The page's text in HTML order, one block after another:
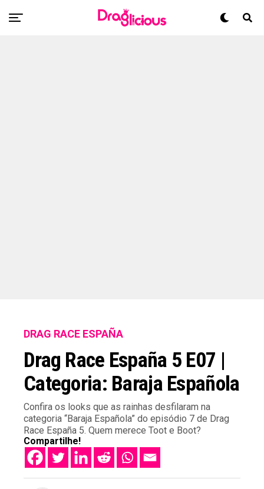
DRAG RACE ESPAÑA
Drag Race España 5 E07 |
Categoria: Baraja Española
Confira os looks que as rainhas desfilaram na
categoria “Baraja Española” do episódio 7 de Drag
Race España 5. Quem merece Toot e Boot?
Compartilhe!